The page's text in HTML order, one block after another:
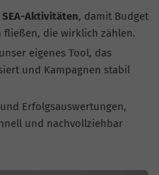
Aktivitäten, damit Budget
fließen, die wirklich zählen.
eigenes Tool, das
und Kampagnen stabil
Erfolgsauswertungen,
und nachvollziehbar